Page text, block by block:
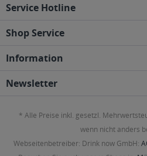
99102 Klettbach, Rockhausen
Mönchenholzhausen, Ollendorf, Udestedt
Bösleben-Wüllersleben, Dornheim,
Ichtershausen, Kirchheim
Großschwabhausen, Hammerstedt,
Emleben, Eschenbergen, Friedrichswerth,
Günthersleben, Haina, Hochheim,
Georgenthal, Gräfenhain, Herrenhof,
Service Hotline
Shop Service
Information
Newsletter
* Alle Preise inkl. gesetzl.
wenn nicht anders
Webseitenbetreiber: Drink now GmbH: